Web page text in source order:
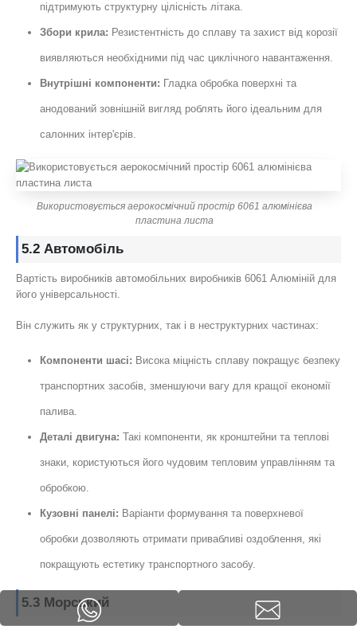
підтримують структурну цілісність літака.
Збори крила: Резистентність до сплаву та захист від корозії
виявляються необхідними під час циклічного навантаження.
Внутрішні компоненти: Гладка обробка поверхні та
анодований зовнішній вигляд роблять його ідеальним для
салонних інтер'єрів.
Використовується аерокосмічний простір 6061 алюмінієва
пластина листа
5.2 Автомобіль
Вартість виробників автомобільних виробників 6061 Алюміній для
його універсальності.
Він служить як у структурних, так і в неструктурних частинах:
Компоненти шасі: Висока міцність сплаву покращує безпеку
транспортних засобів, зменшуючи вагу для кращої економії
палива.
Деталі двигуна: Такі компоненти, як кронштейни та теплові
знаки, користуються його чудовим тепловим управлінням та
обробкою.
Кузовні панелі: Варіанти формування та поверхневої
обробки дозволяють отримати привабливі оздоблення, які
покращують естетику транспортного засобу.
5.3 Морський